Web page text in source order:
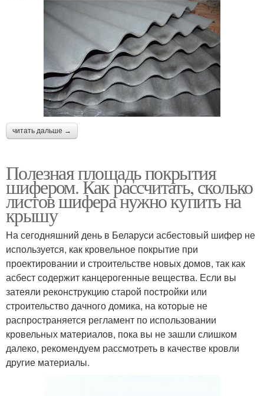
читать дальше →
Полезная площадь покрытия
шифером. Как рассчитать, сколько
листов шифера нужно купить на
крышу
На сегодняшний день в Беларуси асбестовый шифер не
используется, как кровельное покрытие при
проектировании и строительстве новых домов, так как
асбест содержит канцерогенные вещества. Если вы
затеяли реконструкцию старой постройки или
строительство дачного домика, на которые не
распространяется регламент по использовании
кровельных материалов, пока вы не зашли слишком
далеко, рекомендуем рассмотреть в качестве кровли
другие материалы.